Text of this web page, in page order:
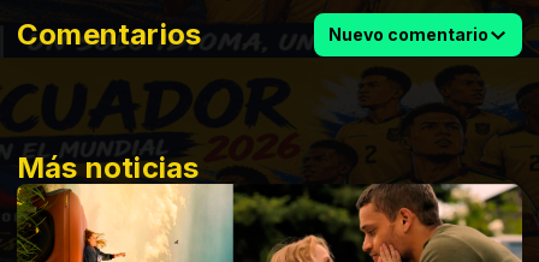
Comentarios Nuevo comentario
Más noticias